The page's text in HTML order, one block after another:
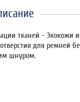
тканей - Экокожи
для ремней
шнуром.